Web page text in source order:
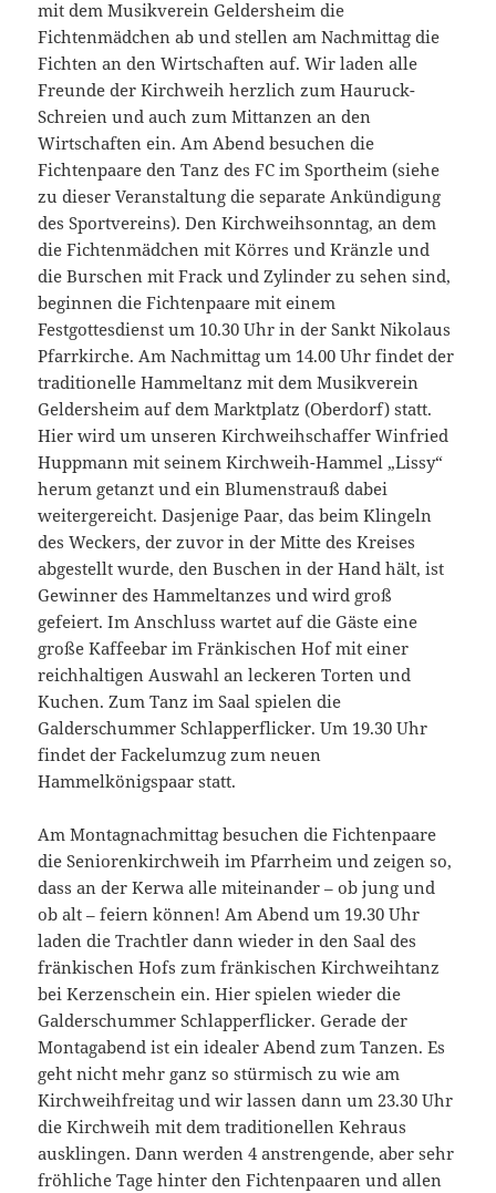
mit dem Musikverein Geldersheim die
Fichtenmädchen ab und stellen am Nachmittag die
Fichten an den Wirtschaften auf. Wir laden alle
Freunde der Kirchweih herzlich zum Hauruck-
Schreien und auch zum Mittanzen an den
Wirtschaften ein. Am Abend besuchen die
Fichtenpaare den Tanz des FC im Sportheim (siehe
zu dieser Veranstaltung die separate Ankündigung
des Sportvereins). Den Kirchweihsonntag, an dem
die Fichtenmädchen mit Körres und Kränzle und
die Burschen mit Frack und Zylinder zu sehen sind,
beginnen die Fichtenpaare mit einem
Festgottesdienst um 10.30 Uhr in der Sankt Nikolaus
Pfarrkirche. Am Nachmittag um 14.00 Uhr findet der
traditionelle Hammeltanz mit dem Musikverein
Geldersheim auf dem Marktplatz (Oberdorf) statt.
Hier wird um unseren Kirchweihschaffer Winfried
Huppmann mit seinem Kirchweih-Hammel „Lissy“
herum getanzt und ein Blumenstrauß dabei
weitergereicht. Dasjenige Paar, das beim Klingeln
des Weckers, der zuvor in der Mitte des Kreises
abgestellt wurde, den Buschen in der Hand hält, ist
Gewinner des Hammeltanzes und wird groß
gefeiert. Im Anschluss wartet auf die Gäste eine
große Kaffeebar im Fränkischen Hof mit einer
reichhaltigen Auswahl an leckeren Torten und
Kuchen. Zum Tanz im Saal spielen die
Galderschummer Schlapperflicker. Um 19.30 Uhr
findet der Fackelumzug zum neuen
Hammelkönigspaar statt.
Am Montagnachmittag besuchen die Fichtenpaare
die Seniorenkirchweih im Pfarrheim und zeigen so,
dass an der Kerwa alle miteinander – ob jung und
ob alt – feiern können! Am Abend um 19.30 Uhr
laden die Trachtler dann wieder in den Saal des
fränkischen Hofs zum fränkischen Kirchweihtanz
bei Kerzenschein ein. Hier spielen wieder die
Galderschummer Schlapperflicker. Gerade der
Montagabend ist ein idealer Abend zum Tanzen. Es
geht nicht mehr ganz so stürmisch zu wie am
Kirchweihfreitag und wir lassen dann um 23.30 Uhr
die Kirchweih mit dem traditionellen Kehraus
ausklingen. Dann werden 4 anstrengende, aber sehr
fröhliche Tage hinter den Fichtenpaaren und allen